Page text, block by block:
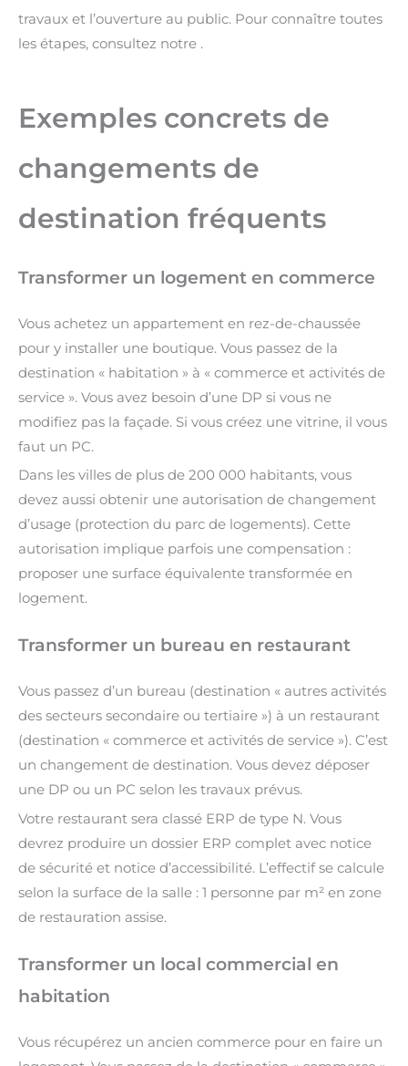
travaux et l’ouverture au public. Pour connaître toutes
les étapes, consultez notre .
Exemples concrets de
changements de
destination fréquents
Transformer un logement en commerce
Vous achetez un appartement en rez-de-chaussée
pour y installer une boutique. Vous passez de la
destination « habitation » à « commerce et activités de
service ». Vous avez besoin d’une DP si vous ne
modifiez pas la façade. Si vous créez une vitrine, il vous
faut un PC.
Dans les villes de plus de 200 000 habitants, vous
devez aussi obtenir une autorisation de changement
d’usage (protection du parc de logements). Cette
autorisation implique parfois une compensation :
proposer une surface équivalente transformée en
logement.
Transformer un bureau en restaurant
Vous passez d’un bureau (destination « autres activités
des secteurs secondaire ou tertiaire ») à un restaurant
(destination « commerce et activités de service »). C’est
un changement de destination. Vous devez déposer
une DP ou un PC selon les travaux prévus.
Votre restaurant sera classé ERP de type N. Vous
devrez produire un dossier ERP complet avec notice
de sécurité et notice d’accessibilité. L’effectif se calcule
selon la surface de la salle : 1 personne par m² en zone
de restauration assise.
Transformer un local commercial en
habitation
Vous récupérez un ancien commerce pour en faire un